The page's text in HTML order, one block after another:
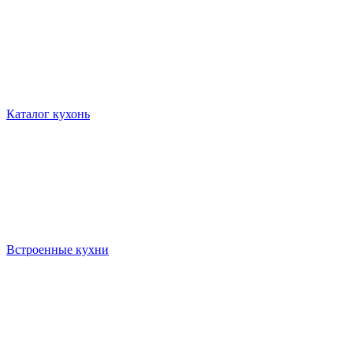
Каталог кухонь
Встроенные кухни